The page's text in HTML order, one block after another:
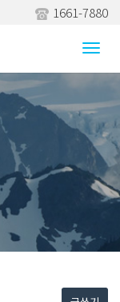
1661-7880